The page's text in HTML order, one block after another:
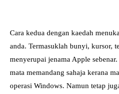
Cara kedua dengan kaedah
anda. Termasuklah bunyi, kursor,
menyerupai jenama Apple
mata memandang sahaja kerana
operasi Windows. Namun tetap